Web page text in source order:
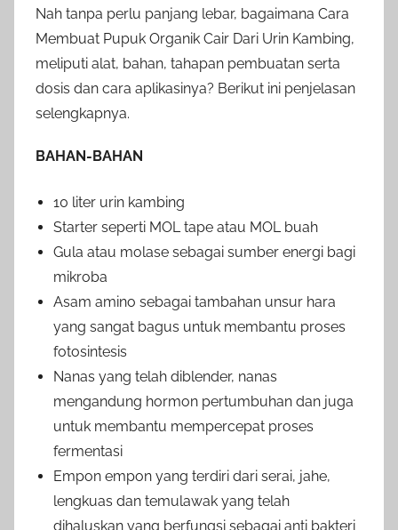
Nah tanpa perlu panjang lebar, bagaimana Cara
Membuat Pupuk Organik Cair Dari Urin Kambing,
meliputi alat, bahan, tahapan pembuatan serta
dosis dan cara aplikasinya? Berikut ini penjelasan
selengkapnya.
BAHAN-BAHAN
10 liter urin kambing
Starter seperti MOL tape atau MOL buah
Gula atau molase sebagai sumber energi bagi
mikroba
Asam amino sebagai tambahan unsur hara
yang sangat bagus untuk membantu proses
fotosintesis
Nanas yang telah diblender, nanas
mengandung hormon pertumbuhan dan juga
untuk membantu mempercepat proses
fermentasi
Empon empon yang terdiri dari serai, jahe,
lengkuas dan temulawak yang telah
dihaluskan yang berfungsi sebagai anti bakteri